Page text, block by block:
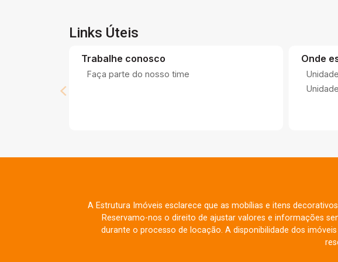
Links Úteis
Trabalhe conosco
Faça parte do nosso time
Onde
A Estrutura Imóveis esclarece que as mobílias e itens
Reservamo-nos o direito de ajustar valores e informações
durante o processo de locação. A disponibilidade dos